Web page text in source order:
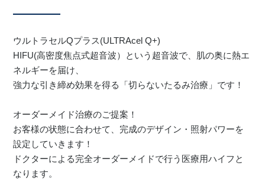
ウルトラセルQプラス(ULTRAcel Q+)
HIFU(高密度焦点式超音波）という超音波で、肌の奥に熱エ
ネルギーを届け、
強力な引き締め効果を得る「切らないたるみ治療」です！
オーダーメイド治療のご提案！
お客様の状態に合わせて、完成のデザイン・照射パワーを
設定していきます！
ドクターによる完全オーダーメイドで行う医療用ハイフと
なります。